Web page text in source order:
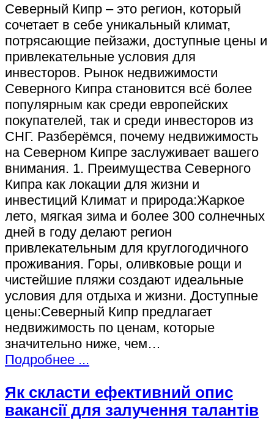
Северный Кипр – это регион, который
сочетает в себе уникальный климат,
потрясающие пейзажи, доступные цены и
привлекательные условия для
инвесторов. Рынок недвижимости
Северного Кипра становится всё более
популярным как среди европейских
покупателей, так и среди инвесторов из
СНГ. Разберёмся, почему недвижимость
на Северном Кипре заслуживает вашего
внимания. 1. Преимущества Северного
Кипра как локации для жизни и
инвестиций Климат и природа:Жаркое
лето, мягкая зима и более 300 солнечных
дней в году делают регион
привлекательным для круглогодичного
проживания. Горы, оливковые рощи и
чистейшие пляжи создают идеальные
условия для отдыха и жизни. Доступные
цены:Северный Кипр предлагает
недвижимость по ценам, которые
значительно ниже, чем…
Подробнее ...
Як скласти ефективний опис
вакансії для залучення талантів